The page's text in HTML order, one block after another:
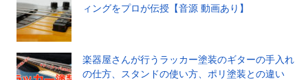
ィングをプロが伝授【音源 動画あり】
楽器屋さんが行うラッカー塗装のギターの手入れ
の仕方、スタンドの使い方、ポリ塗装との違い